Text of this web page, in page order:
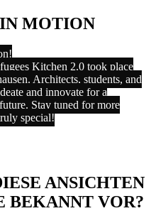
MOTION
Kitchen 2.0 took place
Architects, students, and
and innovate for a
Stay tuned for more
special!
ANSICHTEN
BEKANNT VOR?